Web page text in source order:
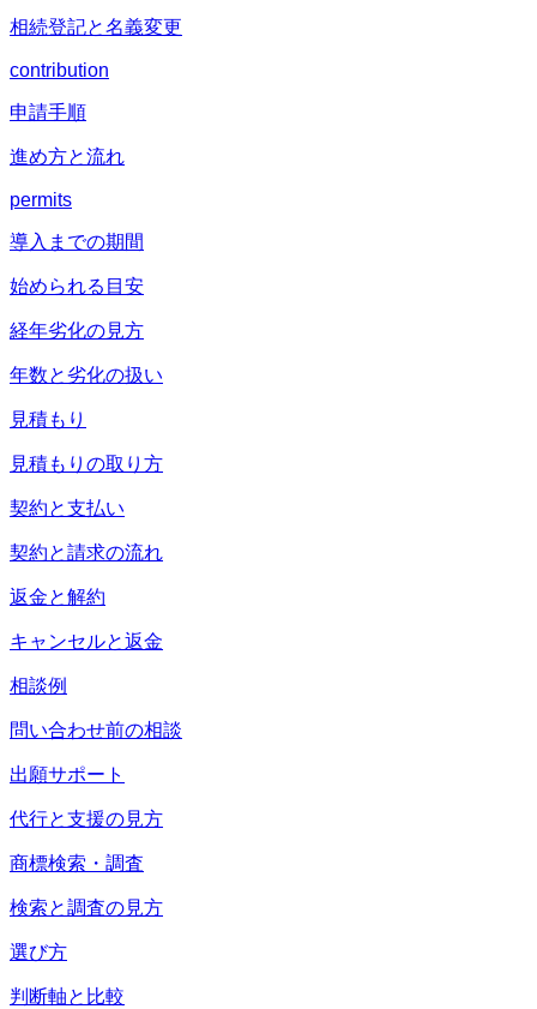
相続登記と名義変更
contribution
申請手順
進め方と流れ
permits
導入までの期間
始められる目安
経年劣化の見方
年数と劣化の扱い
見積もり
見積もりの取り方
契約と支払い
契約と請求の流れ
返金と解約
キャンセルと返金
相談例
問い合わせ前の相談
出願サポート
代行と支援の見方
商標検索・調査
検索と調査の見方
選び方
判断軸と比較